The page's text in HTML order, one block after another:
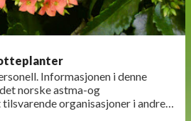
Informasjonen i denne
norske astma-og
organisasjoner i andre
allergi på f…